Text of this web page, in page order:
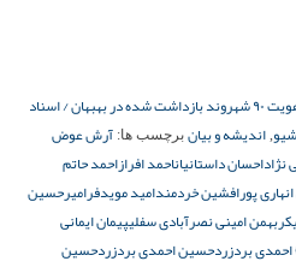
/ اسناد
, اندیشه و بیان برچسب ها: آرش عوض
احسان داستانیاناحمد افرازاحمد حاتم
پورافشین خردمندامید مویدفرامیرحسین
بهمن امینی نصرآبادی سفلیپیمان ایمانی
بردزردحسین احمدی بردزردحسین